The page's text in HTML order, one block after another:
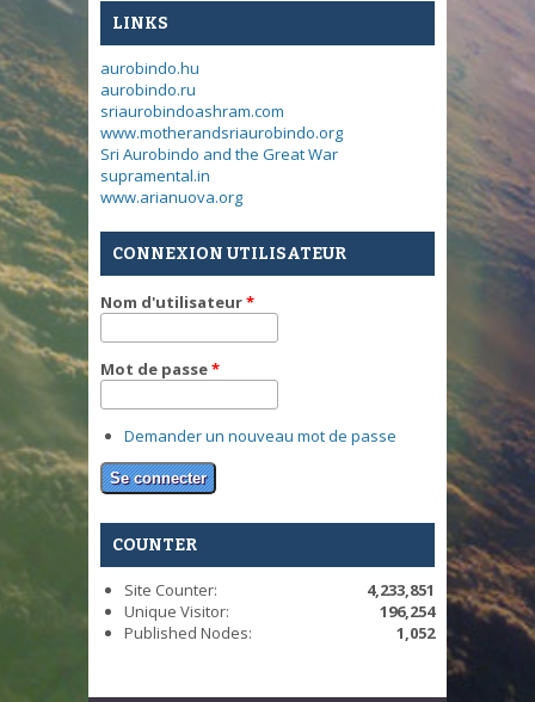
LINKS
aurobindo.hu
aurobindo.ru
sriaurobindoashram.com
www.motherandsriaurobindo.org
Sri Aurobindo and the Great War
supramental.in
www.arianuova.org
CONNEXION UTILISATEUR
Nom d'utilisateur*
Mot de passe*
Demander un nouveau mot de passe
COUNTER
Site Counter:
4,233,851
Unique Visitor:
196,254
Published Nodes:
1,052